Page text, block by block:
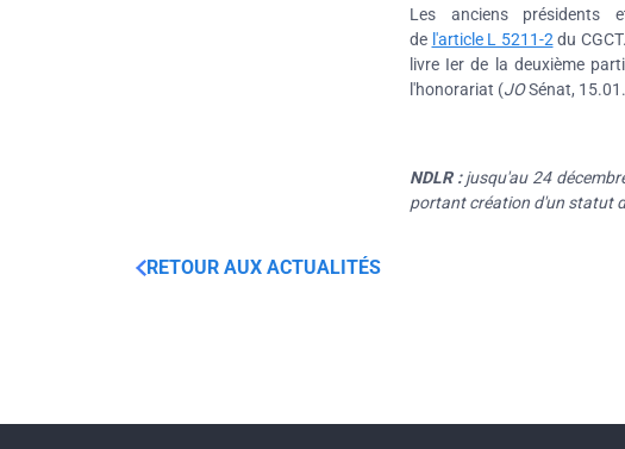
Les anciens présidents
de l'article L 5211-2 du
livre Ier de la deuxième
l'honorariat (JOSénat,
NDLR :jusqu'au 24
portant création d'un statut
RETOUR AUX ACTUALITÉS